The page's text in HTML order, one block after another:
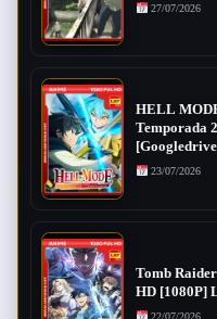
27/07/2026
HELL
Temporada
23/07/2026
Tomb
HD [1080P]
22/07/2026